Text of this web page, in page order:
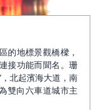
的地標景觀橋樑，
接功能而聞名。珊
北起濱海大道，南
雙向六車道城市主